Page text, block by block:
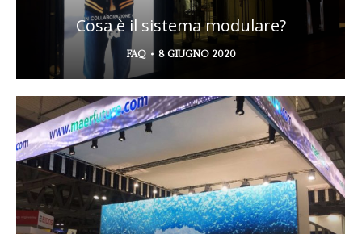
Cosa è il sistema modulare?
FAQ 8 GIUGNO 2020